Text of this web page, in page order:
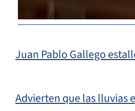
Juan Pablo Gallego
Advierten que las lluvias